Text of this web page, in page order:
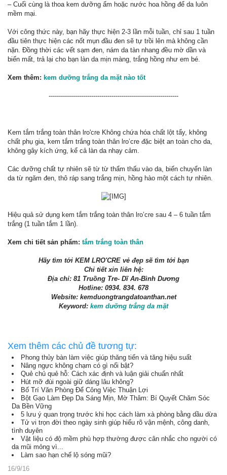
– Cuối cùng là thoa kem dưỡng ẩm hoặc nước hoa hồng để da luôn
mềm mại.
Với công thức này, bạn hãy thực hiện 2-3 lần mỗi tuần, chỉ sau 1 tuần
đầu tiên thực hiện các nốt mụn đầu đen sẽ tự trồi lên mà không cần
nặn. Đồng thời các vết sạm đen, nám da tàn nhang đều mờ dần và
biến mất, trả lại cho bạn làn da mịn màng, trắng hồng như em bé.
Xem thêm: kem dưỡng trắng da mặt nào tốt
----------------------------------------------------------------​
Kem tắm trắng toàn thân lro'cre Không chứa hóa chất lột tẩy, không
chất phụ gia, kem tắm trắng toàn thân lro’cre đặc biệt an toàn cho da,
không gây kích ứng, kể cả làn da nhạy cảm.
Các dưỡng chất tự nhiên sẽ từ từ thẩm thấu vào da, biến chuyển làn
da từ ngăm đen, thô ráp sang trắng mịn, hồng hào một cách tự nhiên.
Hiệu quả sử dụng kem tắm trắng toàn thân lro’cre sau 4 – 6 tuần tắm
trắng (1 tuần tắm 1 lần).
Xem chi tiết sản phẩm: tắm trắng toàn thân
Hãy tìm tới KEM LRO'CRE vẻ đẹp sẽ tìm tới bạn
Chi tiết xin liên hệ:
Địa chỉ: 81 Truồng Tre- Dĩ An-Bình Dương
Hotline: 0934. 834. 678
Website: kemduongtrangdatoanthan.net
Keyword: kem dưỡng trắng da mặt
Xem thêm các chủ đề tương tự:
Phong thủy bàn làm việc giúp thăng tiến và tăng hiệu suất
Nâng ngực không chạm có gì nổi bật?
Quẻ chủ quẻ hỗ: Cách xác định và luận giải chuẩn nhất
Hút mỡ đùi ngoài giữ dáng lâu không?
Bố Trí Văn Phòng Để Công Việc Thuận Lợi
Bột Gạo Làm Đẹp Da Sáng Mịn, Mờ Thâm: Bí Quyết Chăm Sóc
Da Bền Vững
5 lưu ý quan trọng trước khi học cách làm xà phòng bằng dầu dừa
Tử vi trọn đời theo ngày sinh giúp hiểu rõ vận mệnh, công danh,
tình duyên
Vật liệu có độ mềm phù hợp thường được cân nhắc cho người có
da mũi mỏng vì...
Làm sao hạn chế lộ sóng mũi?
16/9/16